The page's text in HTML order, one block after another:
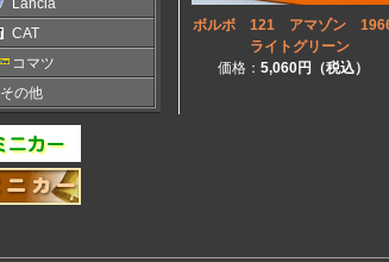
ボルボ 121 アマゾン
ライトグリーン
価格： 5,060円（税込）
Lancia
CAT
コマツ
その他